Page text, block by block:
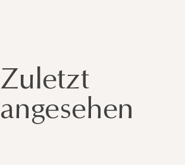
Zuletzt
angesehen